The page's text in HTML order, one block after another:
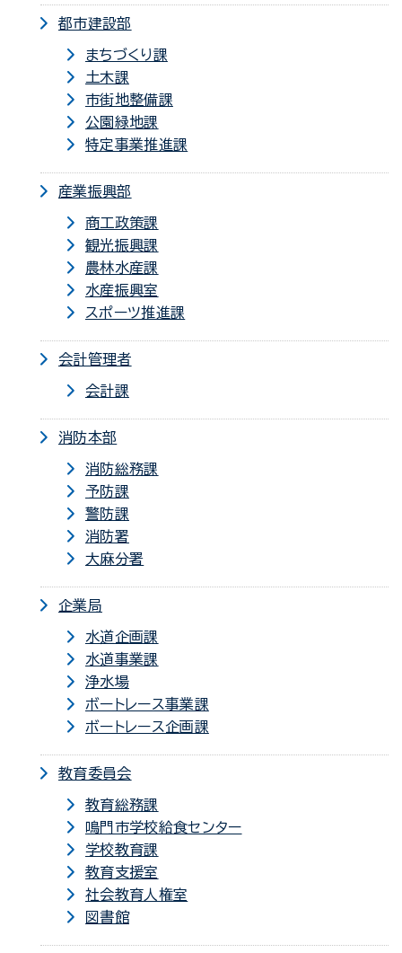
都市建設部
まちづくり課
土木課
市街地整備課
公園緑地課
特定事業推進課
産業振興部
商工政策課
観光振興課
農林水産課
水産振興室
スポーツ推進課
会計管理者
会計課
消防本部
消防総務課
予防課
警防課
消防署
大麻分署
企業局
水道企画課
水道事業課
浄水場
ボートレース事業課
ボートレース企画課
教育委員会
教育総務課
鳴門市学校給食センター
学校教育課
教育支援室
社会教育人権室
図書館